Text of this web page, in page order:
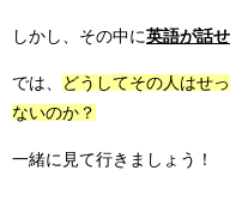
しかし、その中に英語が話
では、
どうしてその人はせ
ないのか？
一緒に見て行きましょう！